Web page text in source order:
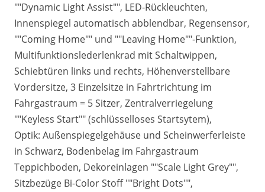
""Dynamic Light Assist"", LED-Rückleuchten,
Innenspiegel automatisch abblendbar, Regensensor,
""Coming Home"" und ""Leaving Home""-Funktion,
Multifunktionslederlenkrad mit Schaltwippen,
Schiebtüren links und rechts, Höhenverstellbare
Vordersitze, 3 Einzelsitze in Fahrtrichtung im
Fahrgastraum = 5 Sitzer, Zentralverriegelung
""Keyless Start"" (schlüsselloses Startsytem),
Optik: Außenspiegelgehäuse und Scheinwerferleiste
in Schwarz, Bodenbelag im Fahrgastraum
Teppichboden, Dekoreinlagen ""Scale Light Grey"",
Sitzbezüge Bi-Color Stoff ""Bright Dots"",